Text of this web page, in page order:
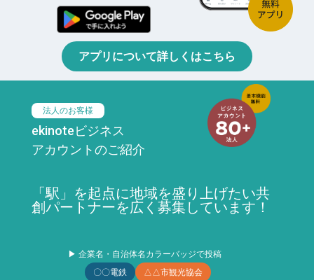
アプリについて詳しくはこちら
法人のお客様
ekinoteビジネス
アカウントのご紹介
「駅」を起点に地域を盛り上げたい共
創パートナーを広く募集しています！
▶ 企業名・自治体名カラーバッジで投稿
〇〇電鉄
△△市観光協会